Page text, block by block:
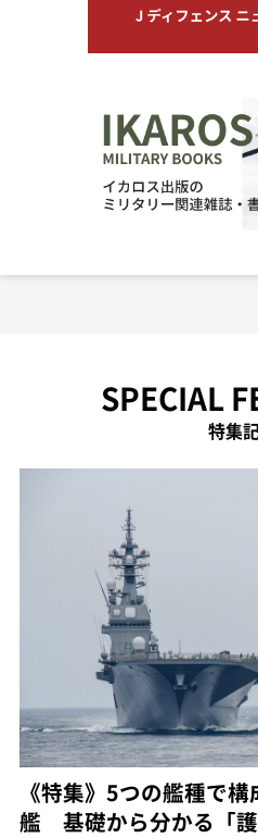
SPECIAL
特集
《特集》5つの艦種で
艦 基礎から分かる「